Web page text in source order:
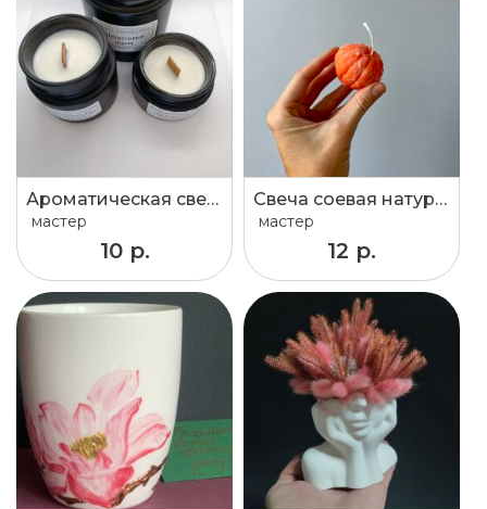
Ароматическая свеча ручной работы
мастер
10 р.
Свеча соевая натуральная мандаринка
мастер
12 р.